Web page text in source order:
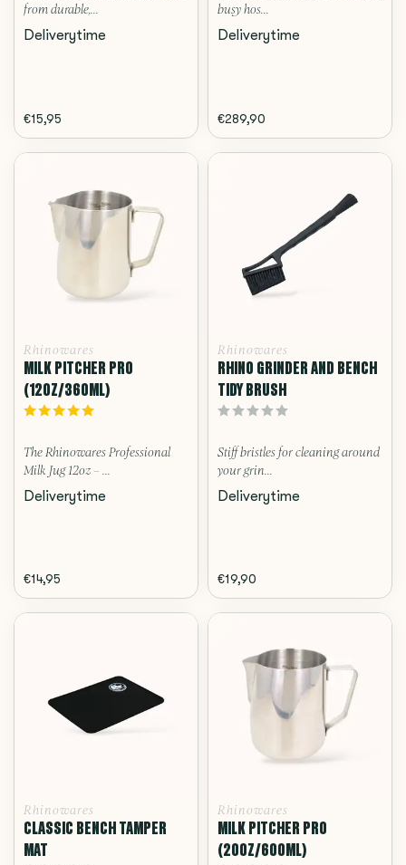
from durable,...
Deliverytime
€15,95
busy hos...
Deliverytime
€289,90
Rhinowares
MILK PITCHER PRO
(12OZ/360ML)
The Rhinowares Professional
Milk Jug 12oz – ...
Deliverytime
€14,95
Rhinowares
RHINO GRINDER AND BENCH
TIDY BRUSH
Stiff bristles for cleaning around
your grin...
Deliverytime
€19,90
Rhinowares
CLASSIC BENCH TAMPER
MAT
Rhinowares
MILK PITCHER PRO
(20OZ/600ML)